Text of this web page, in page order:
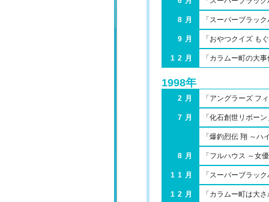
8月 「スーパーブラッ
9月 「おやつクイズ も
12月 「カラムー町の大
1998年
2月 「アングラーズ フ
7月 「化石創世リボー
「爆釣烈伝 翔 ～ハ
8月 「フルハウス ～女
11月 「スーパーブラッ
12月 「カラムー町は大